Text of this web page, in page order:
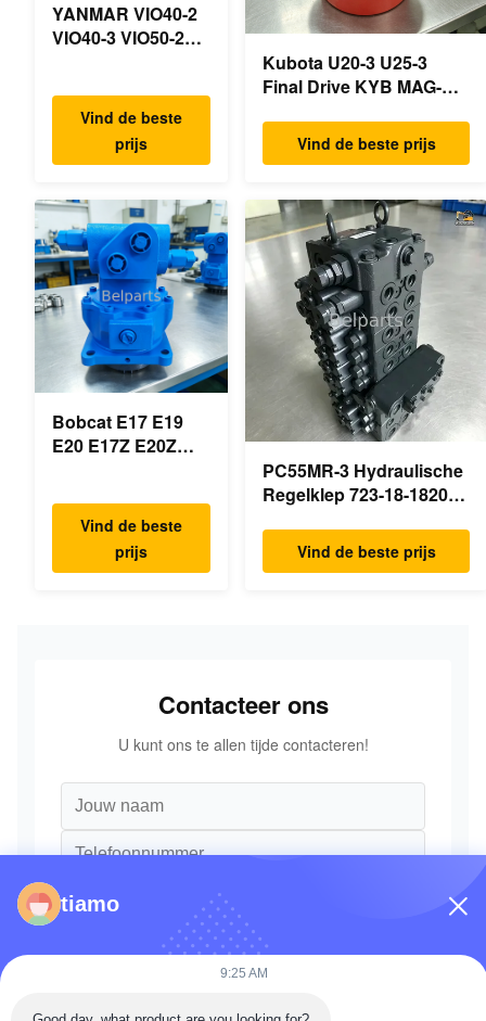
YANMAR VIO40-2
VIO40-3 VIO50-2
Hoofdhydraulische
pomp OEM
PSVD2-17E B0600-
16017
Minigraafmachine
Vind de beste
prijs
Kubota U20-3 U25-3
Final Drive KYB MAG-
Reismotor B0240-18076
RB511-61290 RB559-
mini-
graafmachineonderdelen
Vind de beste prijs
Bobcat E17 E19
E20 E17Z E20Z
7024419 Voor mini
graafmachine
Vind de beste
prijs
PC55MR-3 Hydraulische
Regelklep 723-18-18200
18202 voor KOMATSU
Graafmachine Originele
Vind de beste prijs
Contacteer ons
U kunt ons te allen tijde contacteren!
tiamo
9:25 AM